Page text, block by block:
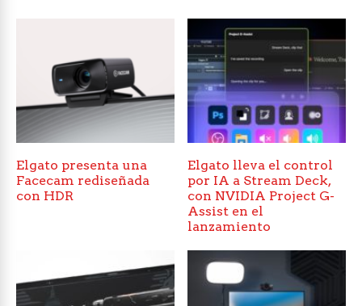
Elgato presenta una
Facecam rediseñada
con HDR
Elgato lleva el control
por IA a Stream Deck,
con NVIDIA Project G-
Assist en el
lanzamiento